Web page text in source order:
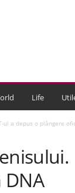
Life
ul a depus o plângere